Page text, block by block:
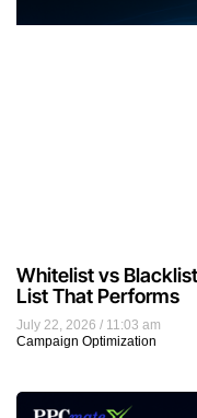
July 22, 2026
11:03 am
Campaign Optimization
Whitelist vs
List That Performs